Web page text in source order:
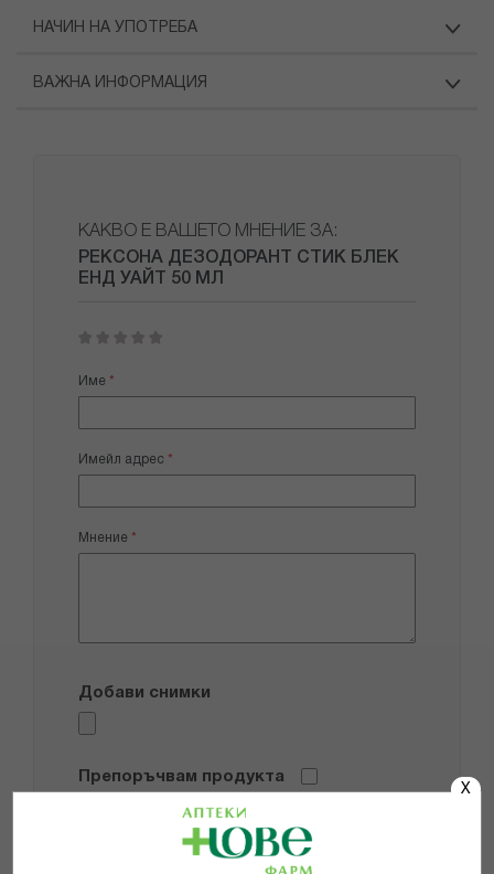
X
НАЧИН НА УПОТРЕБА
ВАЖНА ИНФОРМАЦИЯ
КАКВО Е ВАШЕТО МНЕНИЕ ЗА:
РЕКСОНА ДЕЗОДОРАНТ СТИК БЛЕК
ЕНД УАЙТ 50 МЛ
star
stars
stars
stars
stars
Име
Имейл адрес
Мнение
Добави снимки
Препоръчвам продукта
Прочетох и се съгласявам с
Общите условия и политиката за